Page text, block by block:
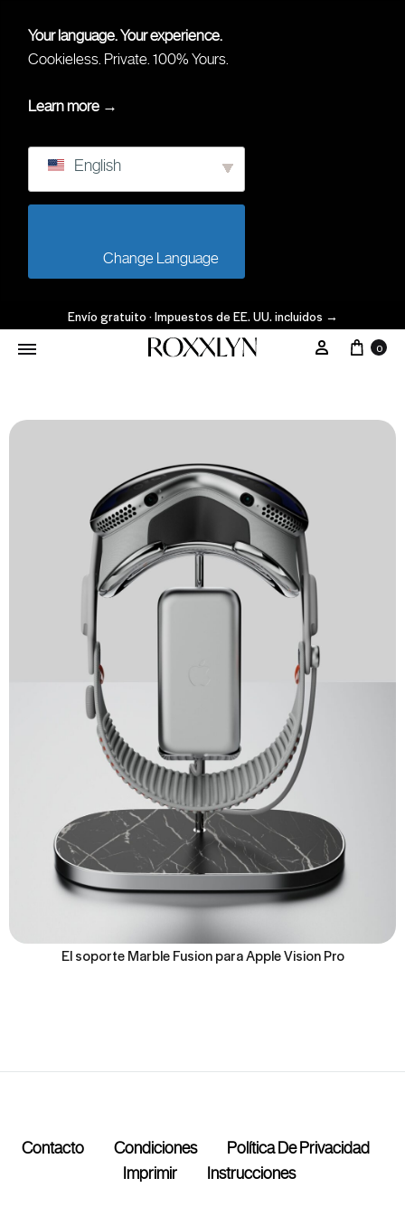
Your language. Your experience.
Cookieless. Private. 100% Yours.
Learn more →
English
Envío gratuito · Impuestos de EE. UU. incluidos →
Mi Cuenta
0
El soporte Marble Fusion para Apple Vision Pro
Contacto Condiciones
Política De Privacidad
Imprimir
Instrucciones